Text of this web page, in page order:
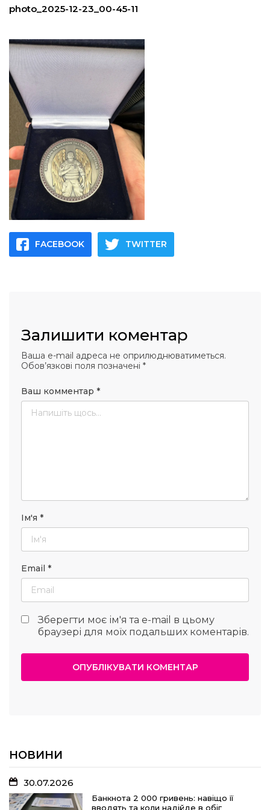
photo_2025-12-23_00-45-11
FACEBOOK TWITTER
Залишити коментар
Ваша e-mail адреса не оприлюднюватиметься.
Обов’язкові поля позначені *
Ваш комментар *
Ім'я *
Email *
Зберегти моє ім'я та e-mail в цьому
браузері для моїх подальших коментарів.
НОВИНИ
30.07.2026
Банкнота 2 000 гривень: навіщо її
вводять та коли надійде в обіг